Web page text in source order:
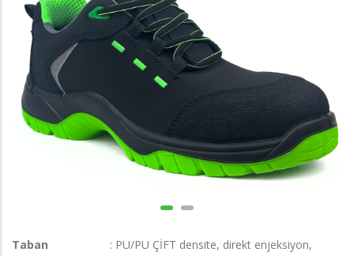
Taban
: PU/PU ÇİFT densite, direkt enjeksiyon,